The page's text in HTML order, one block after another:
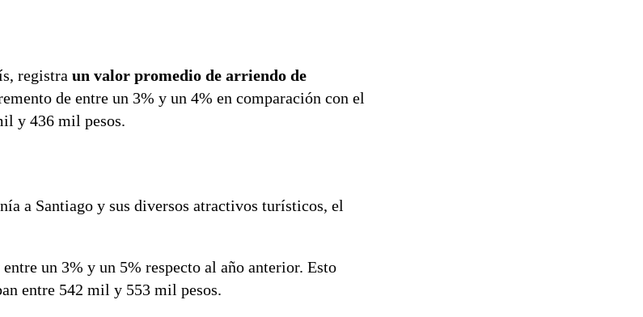
registra un valor promedio de arriendo de
de entre un 3% y un 4% en comparación con el
y 436 mil pesos.
a Santiago y sus diversos atractivos turísticos, el
un 3% y un 5% respecto al año anterior. Esto
entre 542 mil y 553 mil pesos.